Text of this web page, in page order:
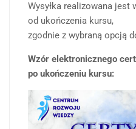
Wysyłka realizowana jest
od ukończenia kursu,
zgodnie z wybraną opcją
Wzór elektronicznego
po ukończeniu kursu: